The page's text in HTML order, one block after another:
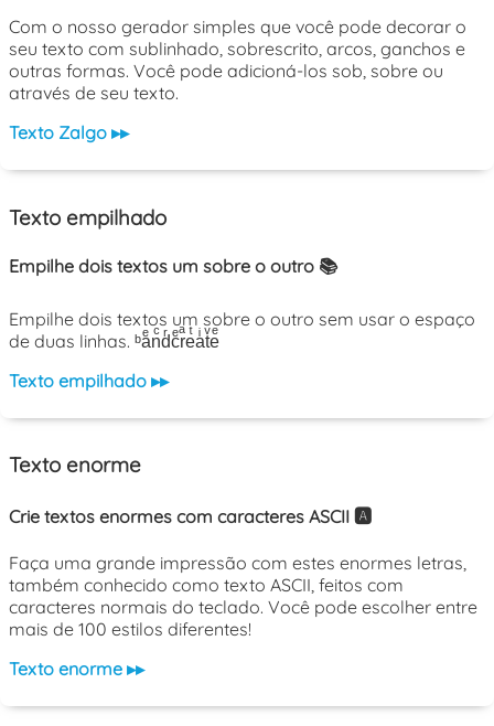
Com o nosso gerador simples que você pode decorar o
seu texto com sublinhado, sobrescrito, arcos, ganchos e
outras formas. Você pode adicioná-los sob, sobre ou
através de seu texto.
Texto Zalgo ▸▸
Texto empilhado
Empilhe dois textos um sobre o outro 📚
Empilhe dois textos um sobre o outro sem usar o espaço
de duas linhas. ᵇaͤnͨdͬcͤrͣeͭaͥtͮeͤ
Texto empilhado ▸▸
Texto enorme
Crie textos enormes com caracteres ASCII 🅰️
Faça uma grande impressão com estes enormes letras,
também conhecido como texto ASCII, feitos com
caracteres normais do teclado. Você pode escolher entre
mais de 100 estilos diferentes!
Texto enorme ▸▸